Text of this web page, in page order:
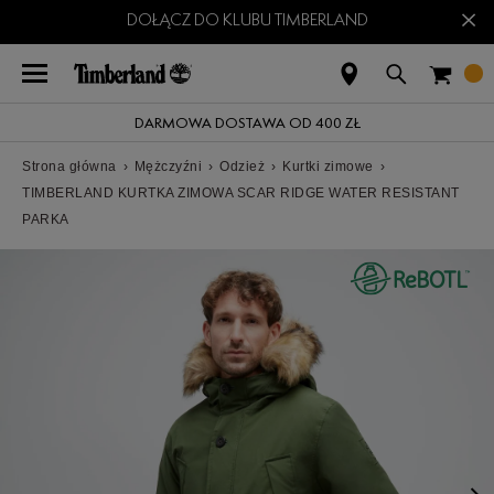
DOŁĄCZ DO KLUBU TIMBERLAND ×
DARMOWA DOSTAWA OD 400 ZŁ
Strona główna › Mężczyźni › Odzież › Kurtki zimowe ›
TIMBERLAND KURTKA ZIMOWA SCAR RIDGE WATER RESISTANT
PARKA